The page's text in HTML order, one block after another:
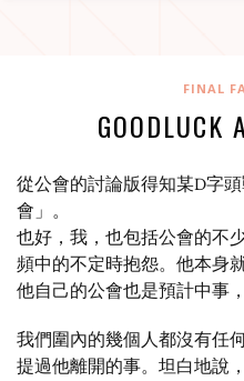
FINAL
GOODLUCK
從公會的討論版得知某D字
會」。
也好，我，也包括公會的不
頻中的不定時抱怨。他本身
他自己的公會也是預計中事
我們圍內的幾個人都沒有任
提過他離開的事。坦白地說